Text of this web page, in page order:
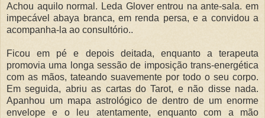
Achou aquilo normal. Leda Glover entrou na ante-sala. em
impecável abaya branca, em renda persa, e a convidou a
acompanha-la ao consultório..
Ficou em pé e depois deitada, enquanto a terapeuta
promovia uma longa sessão de imposição trans-energética
com as mãos, tateando suavemente por todo o seu corpo.
Em seguida, abriu as cartas do Tarot, e não disse nada.
Apanhou um mapa astrológico de dentro de um enorme
envelope e o leu atentamente, enquanto com a mão